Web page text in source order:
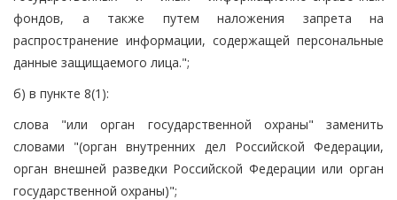
фондов, а также путем наложения запрета на
распространение информации, содержащей персональные
данные защищаемого лица.";
б) в пункте 8(1):
слова "или орган государственной охраны" заменить
словами "(орган внутренних дел Российской Федерации,
орган внешней разведки Российской Федерации или орган
государственной охраны)";